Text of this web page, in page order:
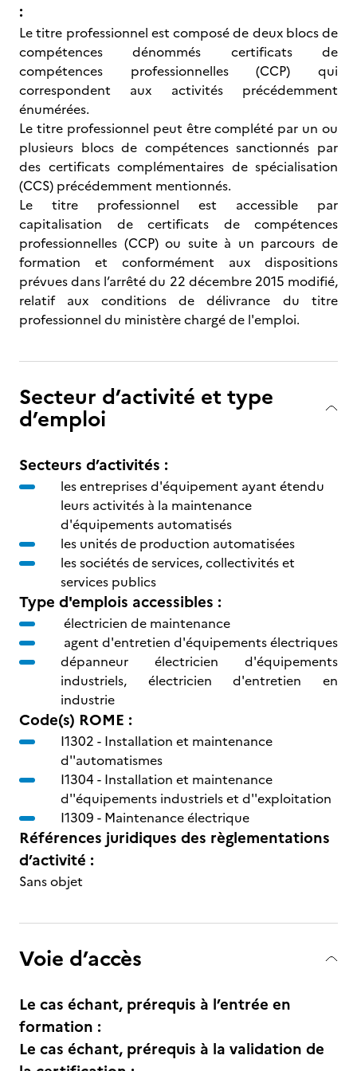
:
Le titre professionnel est composé de deux blocs de
compétences dénommés certificats de
compétences professionnelles (CCP) qui
correspondent aux activités précédemment
énumérées.
Le titre professionnel peut être complété par un ou
plusieurs blocs de compétences sanctionnés par
des certificats complémentaires de spécialisation
(CCS) précédemment mentionnés.
Le titre professionnel est accessible par
capitalisation de certificats de compétences
professionnelles (CCP) ou suite à un parcours de
formation et conformément aux dispositions
prévues dans l’arrêté du 22 décembre 2015 modifié,
relatif aux conditions de délivrance du titre
professionnel du ministère chargé de l'emploi.
Secteur d’activité et type
d’emploi
Secteurs d’activités :
les entreprises d'équipement ayant étendu
leurs activités à la maintenance
d'équipements automatisés
les unités de production automatisées
les sociétés de services, collectivités et
services publics
Type d'emplois accessibles :
électricien de maintenance
agent d'entretien d'équipements électriques
dépanneur électricien d'équipements
industriels, électricien d'entretien en
industrie
Code(s) ROME :
I1302 - Installation et maintenance
d''automatismes
I1304 - Installation et maintenance
d''équipements industriels et d''exploitation
I1309 - Maintenance électrique
Références juridiques des règlementations
d’activité :
Sans objet
Voie d’accès
Le cas échant, prérequis à l’entrée en
formation :
Le cas échant, prérequis à la validation de